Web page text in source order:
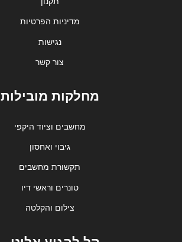
מדיניות הפרטיות
נגישות
צור קשר
מחלקות מובילות
מחשבים וציוד היקפי
גיבוי ואחסון
תקשורת מחשבים
טונרים וראשי דיו
צילום והקלטה